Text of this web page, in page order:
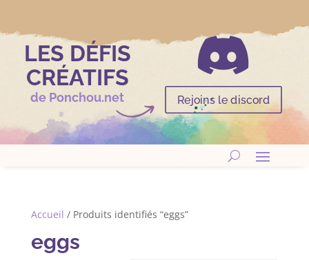
LES DÉFIS
CRÉATIFS
de Ponchou.net

Rejoins le discord
Accueil / Produits identifiés “eggs”
eggs